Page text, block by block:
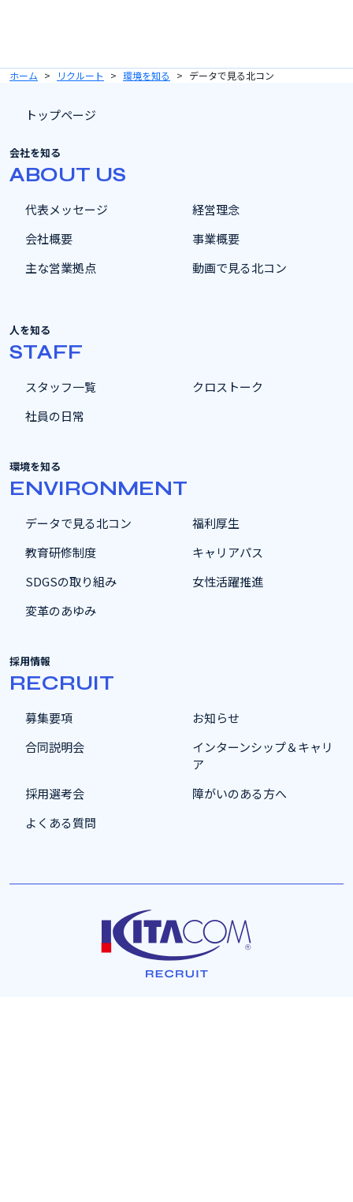
ホーム リクルート 環境を知る データで見る北コン
トップページ
会社を知る
ABOUT US
代表メッセージ
経営理念
会社概要
事業概要
主な営業拠点
動画で見る北コン
人を知る
STAFF
スタッフ一覧
クロストーク
社員の日常
環境を知る
ENVIRONMENT
データで見る北コン
福利厚生
教育研修制度
キャリアパス
SDGSの取り組み
女性活躍推進
変革のあゆみ
採用情報
RECRUIT
募集要項
お知らせ
合同説明会
インターンシップ＆キャリ
ア
採用選考会
障がいのある方へ
よくある質問